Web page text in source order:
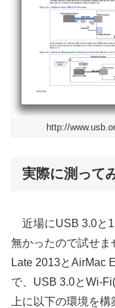
http://
実際に測って
近場にUSB 3.0と
無かったので試せま
Late 2013とAirMac
で、USB 3.0とWi-
上に以下の環境を